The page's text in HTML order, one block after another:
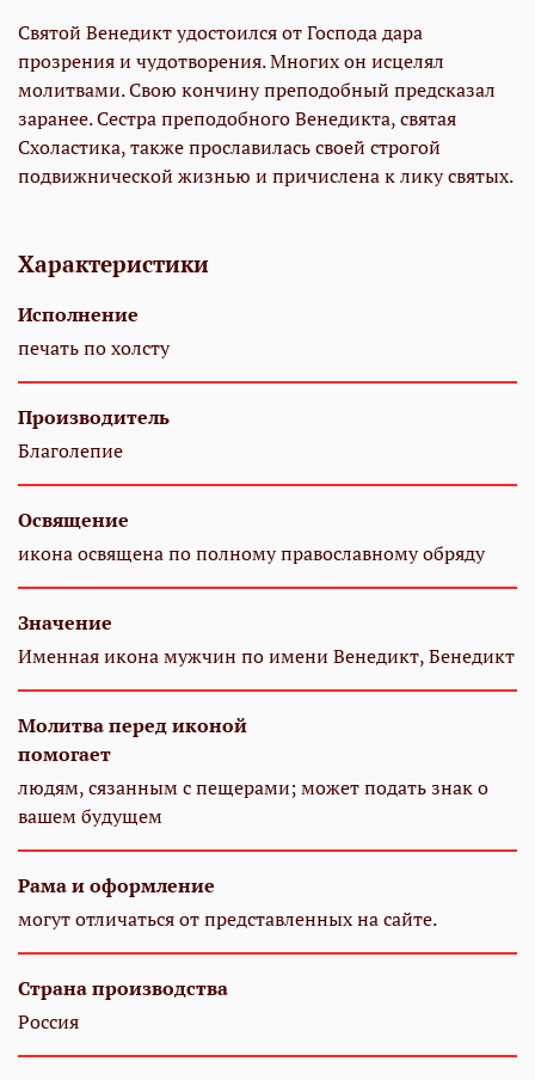
Святой Венедикт удостоился от Господа дара
прозрения и чудотворения. Многих он исцелял
молитвами. Свою кончину преподобный предсказал
заранее. Сестра преподобного Венедикта, святая
Схоластика, также прославилась своей строгой
подвижнической жизнью и причислена к лику святых.
Характеристики
Исполнение
печать по холсту
Производитель
Благолепие
Освящение
икона освящена по полному православному обряду
Значение
Именная икона мужчин по имени Венедикт, Бенедикт
Молитва перед иконой
помогает
людям, сязанным с пещерами; может подать знак о
вашем будущем
Рама и оформление
могут отличаться от представленных на сайте.
Страна производства
Россия